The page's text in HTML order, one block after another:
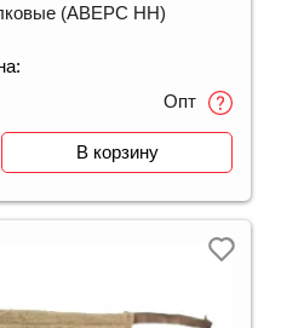
(АВЕРС НН)
Опт
В корзину